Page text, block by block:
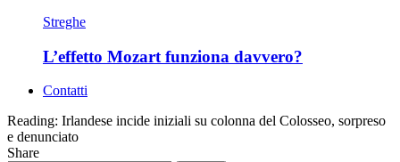
Streghe
L’effetto Mozart funziona davvero?
Contatti
Reading: Irlandese incide iniziali su colonna del Colosseo, sorpreso
e denunciato
Share